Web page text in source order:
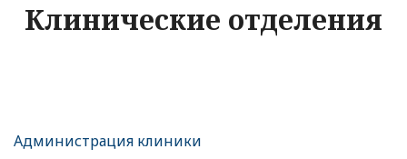
Клинические отделения
Администрация клиники